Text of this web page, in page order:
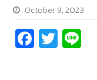
October 9, 2023
Fa
ce
T
wi